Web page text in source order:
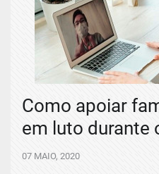
Como apoiar
em luto durante
07 MAIO, 2020